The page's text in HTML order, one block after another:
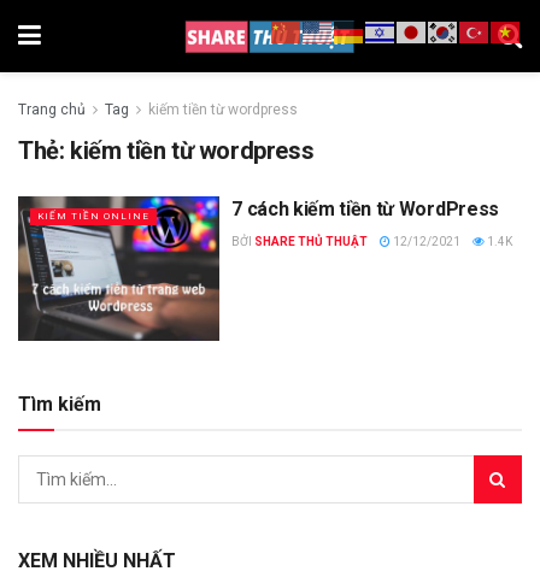
Trang chủ Tag kiếm tiền từ wordpress
Thẻ: kiếm tiền từ wordpress
KIẾM TIỀN ONLINE 7 cách kiếm tiền từ WordPress
BỞI SHARE THỦ THUẬT 12/12/2021 1.4K
Tìm kiếm
XEM NHIỀU NHẤT